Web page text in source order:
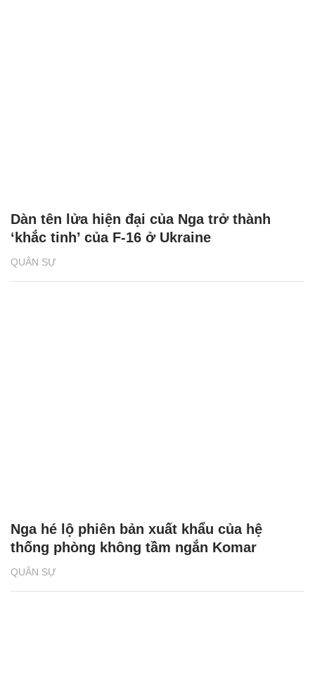
QUÂN SỰ
Dàn tên lửa hiện đại của Nga trở thành
‘khắc tinh’ của F-16 ở Ukraine
QUÂN SỰ
Nga hé lộ phiên bản xuất khẩu của hệ
thống phòng không tầm ngắn Komar